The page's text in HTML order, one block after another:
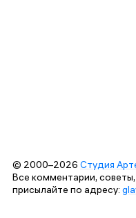
© 2000–2026 Студия
Все комментарии,
присылайте по адресу: